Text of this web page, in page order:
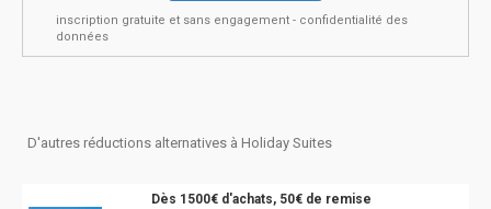
inscription gratuite et sans engagement - confidentialité des
données
D'autres réductions alternatives à Holiday Suites
Dès 1500€ d'achats, 50€ de remise